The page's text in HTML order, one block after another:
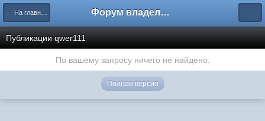
← На главную Форум владельцев интернет-магазинов
Публикации qwer111
По вашему запросу ничего не найдено.
Полная версия